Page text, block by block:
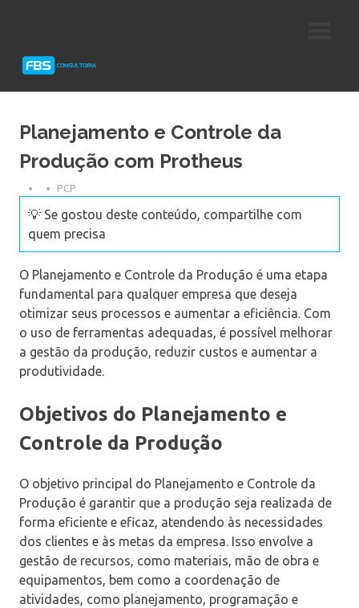
Protheus
Planejamento e Controle da
Produção com Protheus
PCP
💡 Se gostou deste conteúdo, compartilhe com
quem precisa
O Planejamento e Controle da Produção é uma etapa
fundamental para qualquer empresa que deseja
otimizar seus processos e aumentar a eficiência. Com
o uso de ferramentas adequadas, é possível melhorar
a gestão da produção, reduzir custos e aumentar a
produtividade.
Objetivos do Planejamento e
Controle da Produção
O objetivo principal do Planejamento e Controle da
Produção é garantir que a produção seja realizada de
forma eficiente e eficaz, atendendo às necessidades
dos clientes e às metas da empresa. Isso envolve a
gestão de recursos, como materiais, mão de obra e
equipamentos, bem como a coordenação de
atividades, como planejamento, programação e